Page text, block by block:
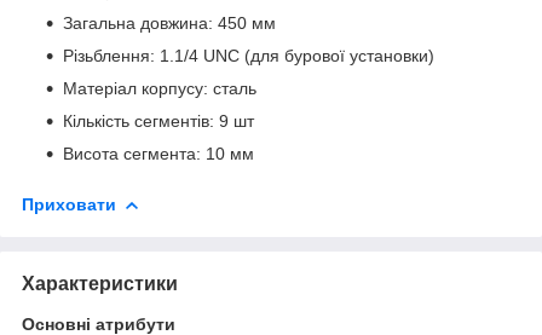
Загальна довжина: 450 мм
Різьблення: 1.1/4 UNC (для бурової установки)
Матеріал корпусу: сталь
Кількість сегментів: 9 шт
Висота сегмента: 10 мм
Приховати
Характеристики
Основні атрибути